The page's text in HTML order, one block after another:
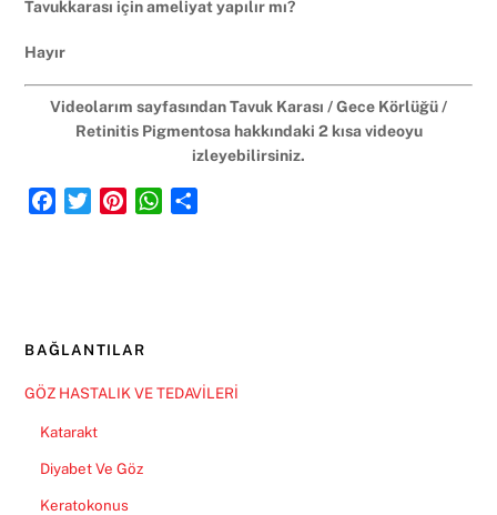
Tavukkarası için ameliyat yapılır mı?
Hayır
Videolarım sayfasından Tavuk Karası / Gece Körlüğü /
Retinitis Pigmentosa hakkındaki 2 kısa videoyu
izleyebilirsiniz.
o
k
r
e
s
W
p
BAĞLANTILAR
GÖZ HASTALIK VE TEDAVİLERİ
Katarakt
Diyabet Ve Göz
Keratokonus